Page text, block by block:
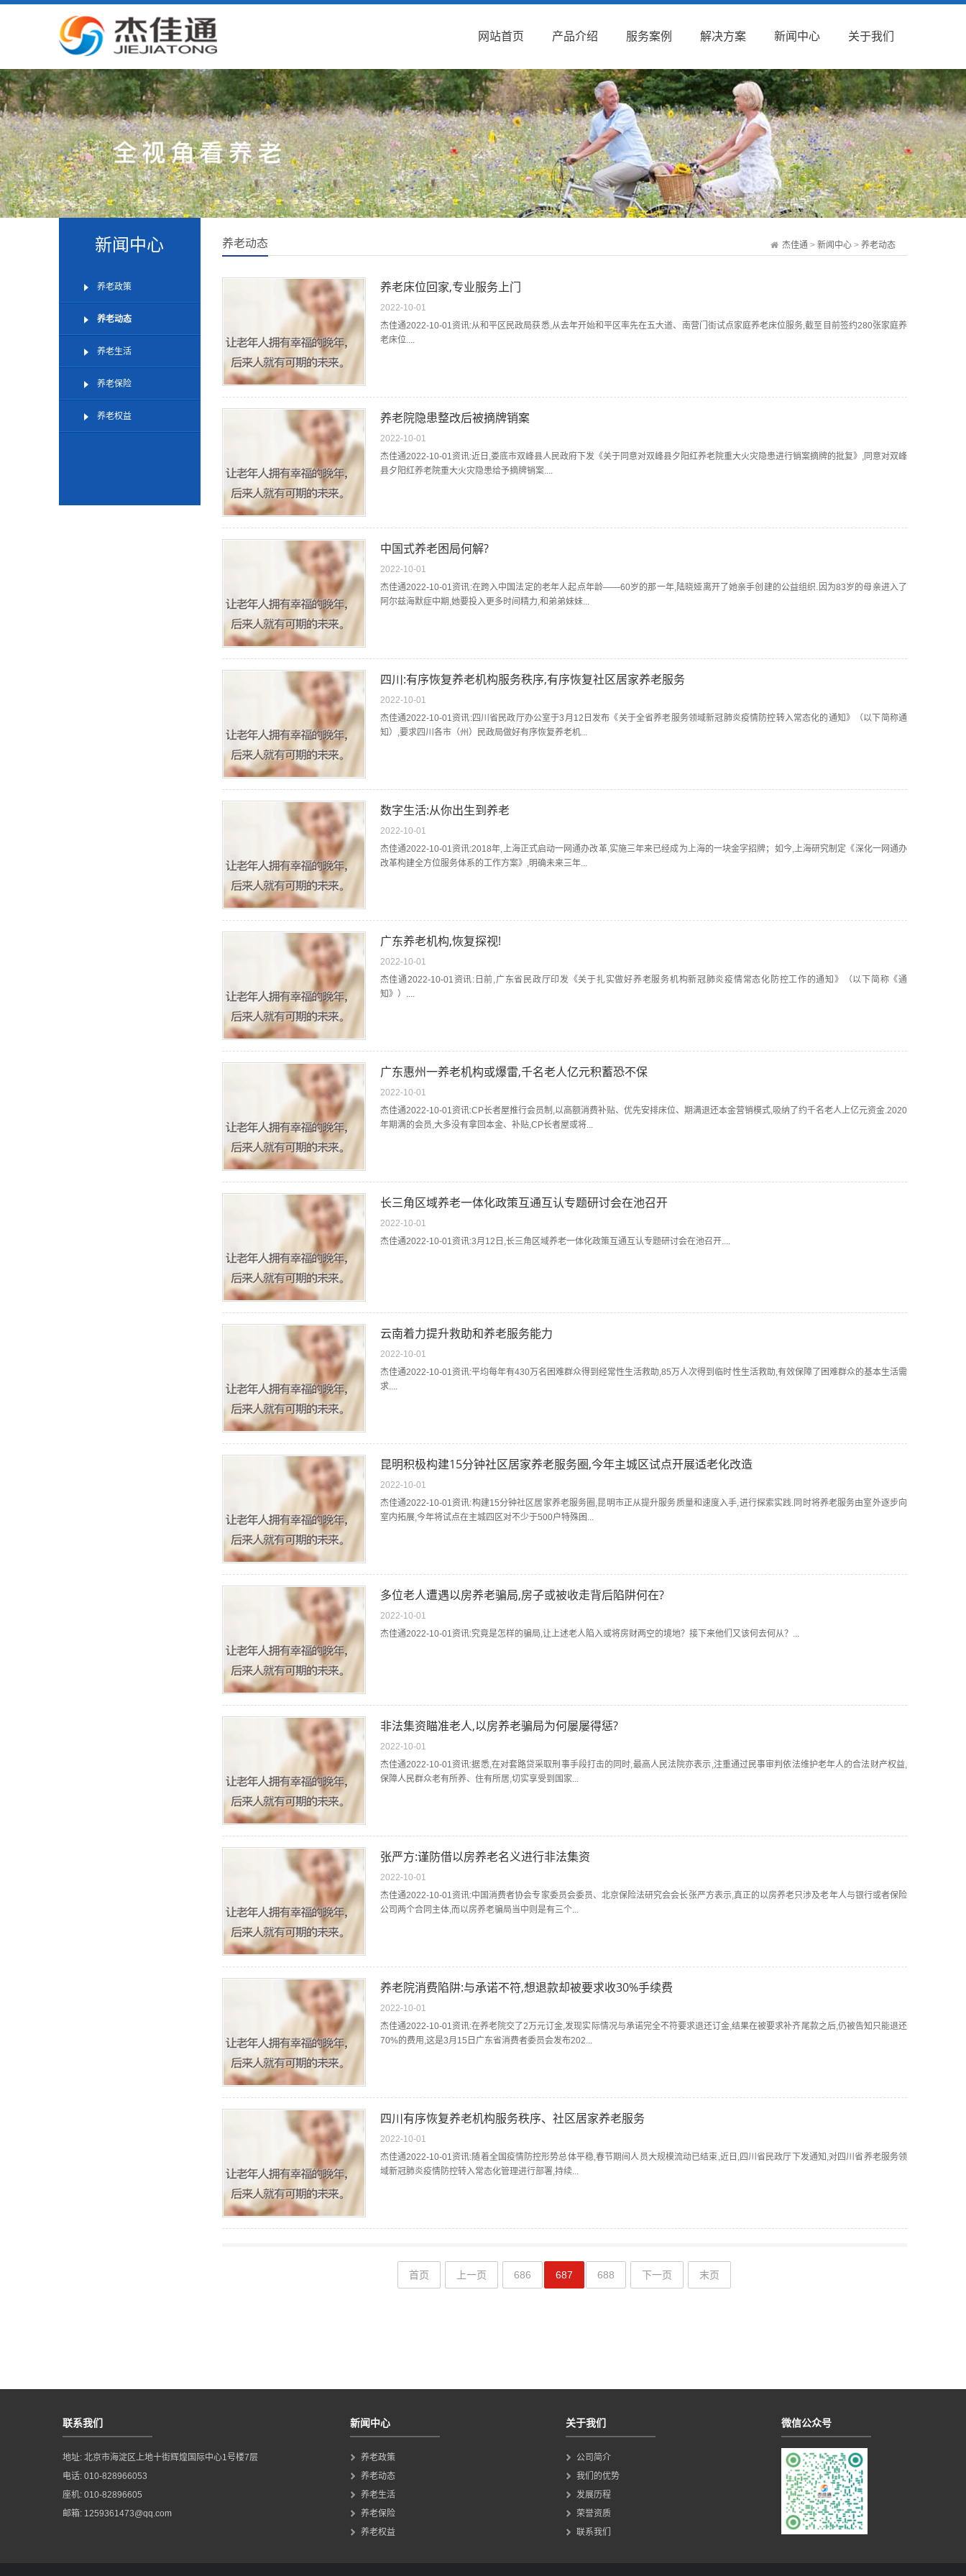
网站首页 产品介绍 服务案例 解决方案 新闻中心 关于我们
新闻中心
养老政策
养老动态
养老生活
养老保险
养老权益
养老动态 杰佳通 > 新闻中心> 养老动态
养老床位回家,专业服务上门
2022-10-01
杰佳通2022-10-01资讯:从和平区民政局获悉,从去年开始和平区率先在五大道、南营门街试点家庭养老床位服务,截至目前签约280张家庭养
老床位....
养老院隐患整改后被摘牌销案
2022-10-01
杰佳通2022-10-01资讯:近日,娄底市双峰县人民政府下发《关于同意对双峰县夕阳红养老院重大火灾隐患进行销案摘牌的批复》,同意对双峰
县夕阳红养老院重大火灾隐患给予摘牌销案....
中国式养老困局何解?
2022-10-01
杰佳通2022-10-01资讯:在跨入中国法定的老年人起点年龄——60岁的那一年,陆晓娅离开了她亲手创建的公益组织.因为83岁的母亲进入了
阿尔兹海默症中期,她要投入更多时间精力,和弟弟妹妹...
四川:有序恢复养老机构服务秩序,有序恢复社区居家养老服务
2022-10-01
杰佳通2022-10-01资讯:四川省民政厅办公室于3月12日发布《关于全省养老服务领域新冠肺炎疫情防控转入常态化的通知》（以下简称通
知）,要求四川各市（州）民政局做好有序恢复养老机...
数字生活:从你出生到养老
2022-10-01
杰佳通2022-10-01资讯:2018年,上海正式启动一网通办改革,实施三年来已经成为上海的一块金字招牌；如今,上海研究制定《深化一网通办
改革构建全方位服务体系的工作方案》,明确未来三年...
广东养老机构,恢复探视!
2022-10-01
杰佳通2022-10-01资讯:日前,广东省民政厅印发《关于扎实做好养老服务机构新冠肺炎疫情常态化防控工作的通知》（以下简称《通
知》）....
广东惠州一养老机构或爆雷,千名老人亿元积蓄恐不保
2022-10-01
杰佳通2022-10-01资讯:CP长者屋推行会员制,以高额消费补贴、优先安排床位、期满退还本金营销模式,吸纳了约千名老人上亿元资金.2020
年期满的会员,大多没有拿回本金、补贴,CP长者屋或将...
长三角区域养老一体化政策互通互认专题研讨会在池召开
2022-10-01
杰佳通2022-10-01资讯:3月12日,长三角区域养老一体化政策互通互认专题研讨会在池召开....
云南着力提升救助和养老服务能力
2022-10-01
杰佳通2022-10-01资讯:平均每年有430万名困难群众得到经常性生活救助,85万人次得到临时性生活救助,有效保障了困难群众的基本生活需
求....
昆明积极构建15分钟社区居家养老服务圈,今年主城区试点开展适老化改造
2022-10-01
杰佳通2022-10-01资讯:构建15分钟社区居家养老服务圈,昆明市正从提升服务质量和速度入手,进行探索实践.同时将养老服务由室外逐步向
室内拓展,今年将试点在主城四区对不少于500户特殊困...
多位老人遭遇以房养老骗局,房子或被收走背后陷阱何在?
2022-10-01
杰佳通2022-10-01资讯:究竟是怎样的骗局,让上述老人陷入或将房财两空的境地？接下来他们又该何去何从？...
非法集资瞄准老人,以房养老骗局为何屡屡得惩?
2022-10-01
杰佳通2022-10-01资讯:据悉,在对套路贷采取刑事手段打击的同时,最高人民法院亦表示,注重通过民事审判依法维护老年人的合法财产权益,
保障人民群众老有所养、住有所居,切实享受到国家...
张严方:谨防借以房养老名义进行非法集资
2022-10-01
杰佳通2022-10-01资讯:中国消费者协会专家委员会委员、北京保险法研究会会长张严方表示,真正的以房养老只涉及老年人与银行或者保险
公司两个合同主体,而以房养老骗局当中则是有三个...
养老院消费陷阱:与承诺不符,想退款却被要求收30%手续费
2022-10-01
杰佳通2022-10-01资讯:在养老院交了2万元订金,发现实际情况与承诺完全不符要求退还订金,结果在被要求补齐尾款之后,仍被告知只能退还
70%的费用,这是3月15日广东省消费者委员会发布202...
四川有序恢复养老机构服务秩序、社区居家养老服务
2022-10-01
杰佳通2022-10-01资讯:随着全国疫情防控形势总体平稳,春节期间人员大规模流动已结束,近日,四川省民政厅下发通知,对四川省养老服务领
域新冠肺炎疫情防控转入常态化管理进行部署,持续...
首页 上一页 686 687 688 下一页 末页
联系我们
地址: 北京市海淀区上地十街辉煌国际中心1号楼7层
电话: 010-828966053
座机: 010-82896605
邮箱: 1259361473@qq.com
新闻中心
养老政策
养老动态
养老生活
养老保险
养老权益
关于我们
公司简介
我们的优势
发展历程
荣誉资质
联系我们
微信公众号